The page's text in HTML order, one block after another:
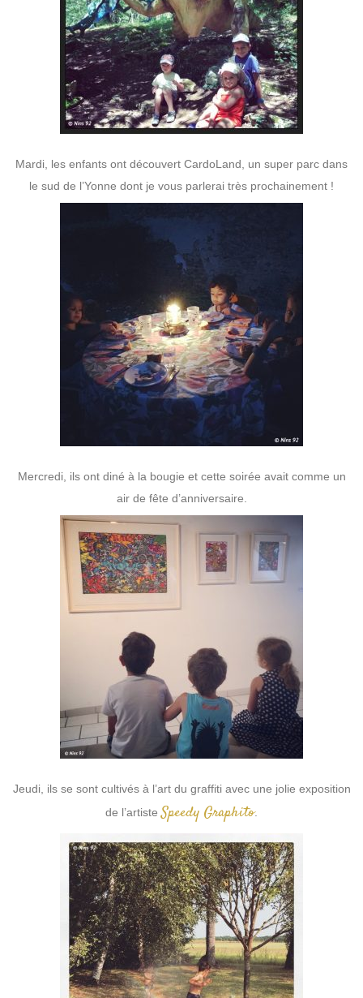
Mardi, les enfants ont découvert CardoLand, un super parc dans
le sud de l’Yonne dont je vous parlerai très prochainement !
Mercredi, ils ont diné à la bougie et cette soirée avait comme un
air de fête d’anniversaire.
Jeudi, ils se sont cultivés à l’art du graffiti avec une jolie exposition
de l’artiste Speedy Graphito.